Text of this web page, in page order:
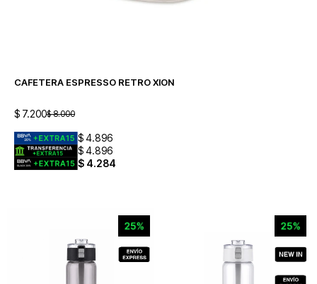
CAFETERA ESPRESSO RETRO XION
$ 7.200$ 8.000
$4.896
$4.896
$ 4.284